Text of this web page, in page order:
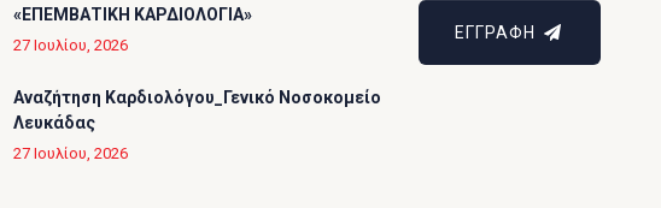
«ΕΠΕΜΒΑΤΙΚΗ ΚΑΡΔΙΟΛΟΓΙΑ»
27 Ιουλίου, 2026
Αναζήτηση Καρδιολόγου_Γενικό Νοσοκομείο
Λευκάδας
27 Ιουλίου, 2026
ΕΓΓΡΑΦΗ